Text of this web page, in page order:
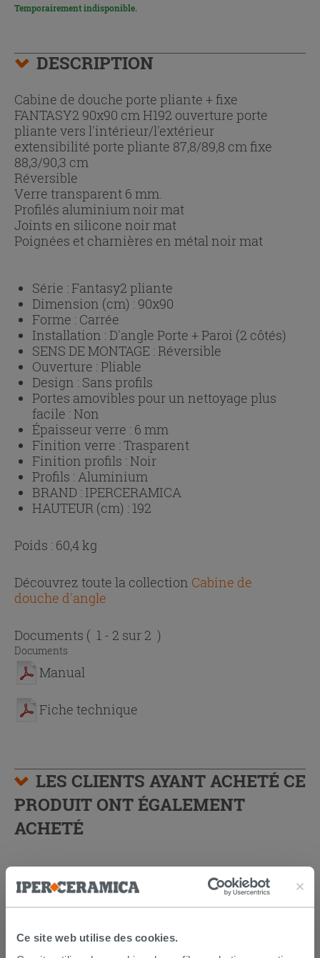
Ce site web utilise des cookies.
Temporairement indisponible.
DESCRIPTION
Cabine de douche porte pliante + fixe
FANTASY2 90x90 cm H192 ouverture porte
pliante vers l'intérieur/l'extérieur
extensibilité porte pliante 87,8/89,8 cm fixe
88,3/90,3 cm
Réversible
Verre transparent 6 mm.
Profilés aluminium noir mat
Joints en silicone noir mat
Poignées et charnières en métal noir mat
Série :Fantasy2 pliante
Dimension (cm) : 90x90
Forme : Carrée
Installation :D'angle Porte + Paroi (2 côtés)
SENS DE MONTAGE :Réversible
Ouverture :Pliable
Design : Sans profils
Portes amovibles pour un nettoyage plus
facile :Non
Épaisseur verre : 6 mm
Finition verre :Trasparent
Finition profils :Noir
Profils :Aluminium
BRAND : IPERCERAMICA
HAUTEUR (cm) : 192
Poids : 60,4 kg
Découvrez toute la collection Cabine de
douche d'angle
Documents ( 1 - 2 sur 2 )
Documents
Manual
Fiche technique
LES CLIENTS AYANT ACHETÉ CE
PRODUIT ONT ÉGALEMENT
ACHETÉ